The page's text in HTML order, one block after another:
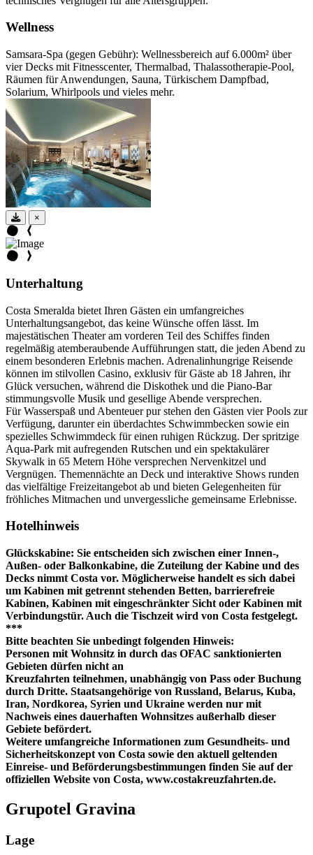
Wellness
Samsara-Spa (gegen Gebühr): Wellnessbereich auf 6.000m² über
vier Decks mit Fitnesscenter, Thermalbad, Thalassotherapie-Pool,
Räumen für Anwendungen, Sauna, Türkischem Dampfbad,
Solarium, Whirlpools und vieles mehr.
×
Unterhaltung
Costa Smeralda bietet Ihren Gästen ein umfangreiches
Unterhaltungsangebot, das keine Wünsche offen lässt. Im
majestätischen Theater am vorderen Teil des Schiffes finden
regelmäßig atemberaubende Aufführungen statt, die jeden Abend zu
einem besonderen Erlebnis machen. Adrenalinhungrige Reisende
können im stilvollen Casino, exklusiv für Gäste ab 18 Jahren, ihr
Glück versuchen, während die Diskothek und die Piano-Bar
stimmungsvolle Musik und gesellige Abende versprechen.
Für Wasserspaß und Abenteuer pur stehen den Gästen vier Pools zur
Verfügung, darunter ein überdachtes Schwimmbecken sowie ein
spezielles Schwimmdeck für einen ruhigen Rückzug. Der spritzige
Aqua-Park mit aufregenden Rutschen und ein spektakulärer
Skywalk in 65 Metern Höhe versprechen Nervenkitzel und
Vergnügen. Themennächte an Deck und interaktive Shows runden
das vielfältige Freizeitangebot ab und bieten Gelegenheiten für
fröhliches Mitmachen und unvergessliche gemeinsame Erlebnisse.
Hotelhinweis
Glückskabine: Sie entscheiden sich zwischen einer Innen-,
Außen- oder Balkonkabine, die Zuteilung der Kabine und des
Decks nimmt Costa vor. Möglicherweise handelt es sich dabei
um Kabinen mit getrennt stehenden Betten, barrierefreie
Kabinen, Kabinen mit eingeschränkter Sicht oder Kabinen mit
Verbindungstür. Auch die Tischzeit wird von Costa festgelegt.
***
Bitte beachten Sie unbedingt folgenden Hinweis:
Personen mit Wohnsitz in durch das OFAC sanktionierten
Gebieten dürfen nicht an
Kreuzfahrten teilnehmen, unabhängig von Pass oder Buchung
durch Dritte. Staatsangehörige von Russland, Belarus, Kuba,
Iran, Nordkorea, Syrien und Ukraine werden nur mit
Nachweis eines dauerhaften Wohnsitzes außerhalb dieser
Gebiete befördert.
Weitere umfangreiche Informationen zum Gesundheits- und
Sicherheitskonzept von Costa sowie den aktuell geltenden
Einreise- und Beförderungsbestimmungen finden Sie auf der
offiziellen Website von Costa, www.costakreuzfahrten.de.
Grupotel Gravina
Lage